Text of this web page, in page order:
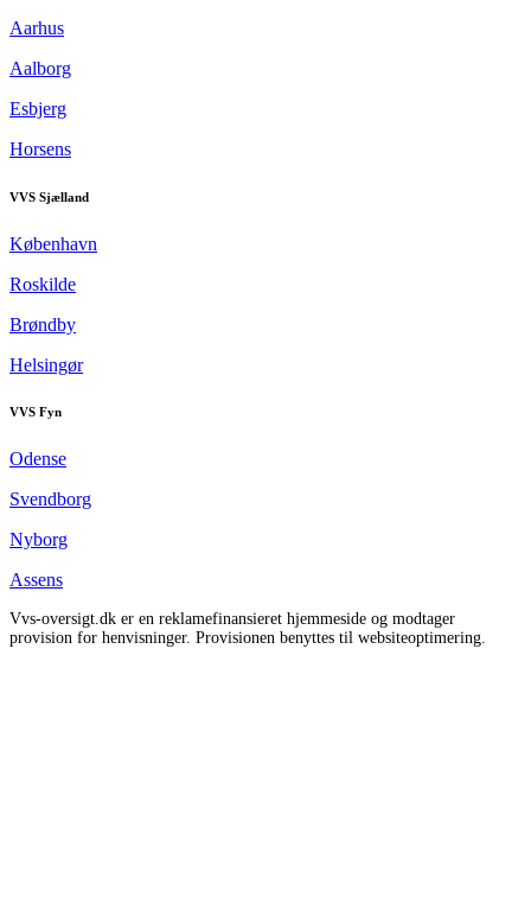
Aarhus
Aalborg
Esbjerg
Horsens
VVS Sjælland
København
Roskilde
Brøndby
Helsingør
VVS Fyn
Odense
Svendborg
Nyborg
Assens
Vvs-oversigt.dk er en reklamefinansieret hjemmeside og modtager
provision for henvisninger. Provisionen benyttes til websiteoptimering.